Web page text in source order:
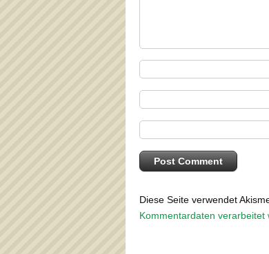
Diese Seite verwendet
Kommentardaten verarbeitet